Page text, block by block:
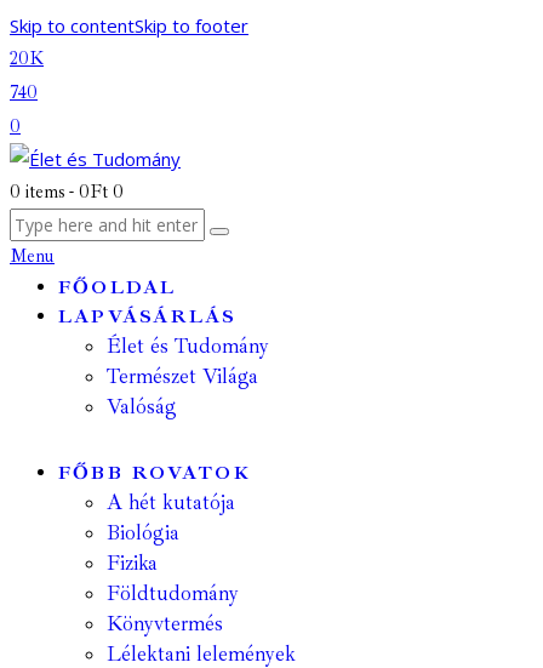
Skip to contentSkip to footer
20K
740
0
0 items - 0Ft 0
Menu
FŐOLDAL
LAPVÁSÁRLÁS
Élet és Tudomány
Természet Világa
Valóság
FŐBB ROVATOK
A hét kutatója
Biológia
Fizika
Földtudomány
Könyvtermés
Lélektani lelemények